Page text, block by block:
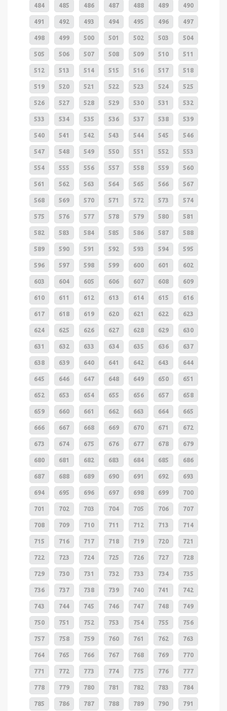
484 485 486 487 488 489 490
491 492 493 494 495 496 497
498 499 500 501 502 503 504
505 506 507 508 509 510 511
512 513 514 515 516 517 518
519 520 521 522 523 524 525
526 527 528 529 530 531 532
533 534 535 536 537 538 539
540 541 542 543 544 545 546
547 548 549 550 551 552 553
554 555 556 557 558 559 560
561 562 563 564 565 566 567
568 569 570 571 572 573 574
575 576 577 578 579 580 581
582 583 584 585 586 587 588
589 590 591 592 593 594 595
596 597 598 599 600 601 602
603 604 605 606 607 608 609
610 611 612 613 614 615 616
617 618 619 620 621 622 623
624 625 626 627 628 629 630
631 632 633 634 635 636 637
638 639 640 641 642 643 644
645 646 647 648 649 650 651
652 653 654 655 656 657 658
659 660 661 662 663 664 665
666 667 668 669 670 671 672
673 674 675 676 677 678 679
680 681 682 683 684 685 686
687 688 689 690 691 692 693
694 695 696 697 698 699 700
701 702 703 704 705 706 707
708 709 710 711 712 713 714
715 716 717 718 719 720 721
722 723 724 725 726 727 728
729 730 731 732 733 734 735
736 737 738 739 740 741 742
743 744 745 746 747 748 749
750 751 752 753 754 755 756
757 758 759 760 761 762 763
764 765 766 767 768 769 770
771 772 773 774 775 776 777
778 779 780 781 782 783 784
785 786 787 788 789 790 791